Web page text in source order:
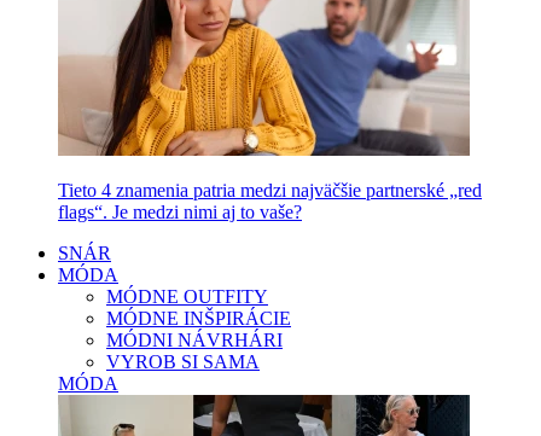
Tieto 4 znamenia patria medzi najväčšie partnerské „red
flags“. Je medzi nimi aj to vaše?
SNÁR
MÓDA
MÓDNE OUTFITY
MÓDNE INŠPIRÁCIE
MÓDNI NÁVRHÁRI
VYROB SI SAMA
MÓDA